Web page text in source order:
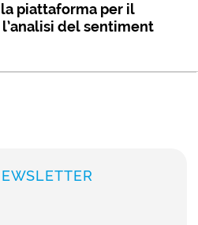
piattaforma per il
del sentiment